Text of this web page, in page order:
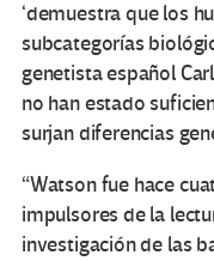
‘demuestra que los
subcategorías
genetista español
no han estado
surjan diferencias
“Watson fue hace
impulsores de la
investigación de las